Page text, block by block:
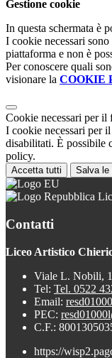
Gestione cookie
In questa schermata è
I cookie necessari
piattaforma e non è
Per conoscere quali
visionare la COOKIE
Cookie necessari per il
I cookie necessari per
disabilitati. È possibile
policy.
Accetta tutti Salva le
Contatti
Liceo Artistico
Viale L. Nobili,
Tel: Tel. 0522
Email:
PEC:
C.F.:
https://